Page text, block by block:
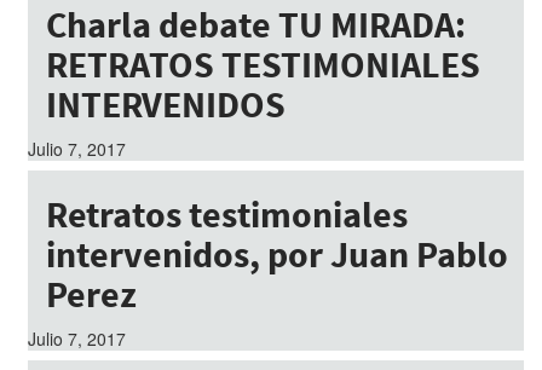
Charla debate TU MIRADA:
RETRATOS TESTIMONIALES
INTERVENIDOS
Julio 7, 2017
Retratos testimoniales
intervenidos, por Juan Pablo
Perez
Julio 7, 2017